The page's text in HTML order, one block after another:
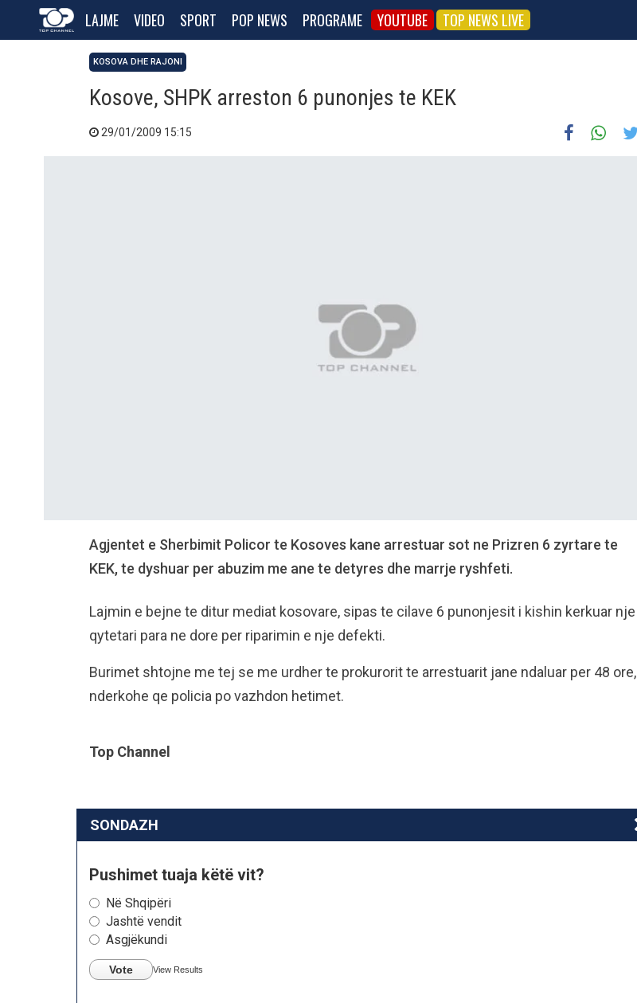
LAJME VIDEO SPORT POP NEWS PROGRAME YOUTUBE TOP NEWS LIVE
KOSOVA DHE RAJONI
Kosove, SHPK arreston 6 punonjes te KEK
29/01/2009 15:15
Agjentet e Sherbimit Policor te Kosoves kane arrestuar sot ne Prizren 6 zyrtare te
KEK, te dyshuar per abuzim me ane te detyres dhe marrje ryshfeti.
Lajmin e bejne te ditur mediat kosovare, sipas te cilave 6 punonjesit i kishin kerkuar nje
qytetari para ne dore per riparimin e nje defekti.
Burimet shtojne me tej se me urdher te prokurorit te arrestuarit jane ndaluar per 48 ore,
nderkohe qe policia po vazhdon hetimet.
Top Channel
SONDAZH
Pushimet tuaja këtë vit?
Në Shqipëri
Jashtë vendit
Asgjëkundi
Vote View Results